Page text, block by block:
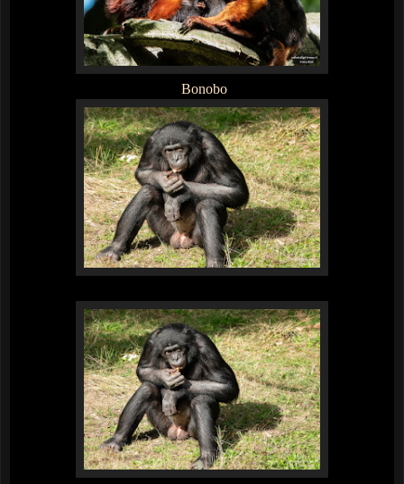
Bonobo